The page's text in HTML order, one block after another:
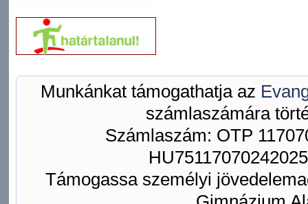
Munkánkat támogathatja az
számlaszámára
Számlaszám: OTP
Támogassa személyi